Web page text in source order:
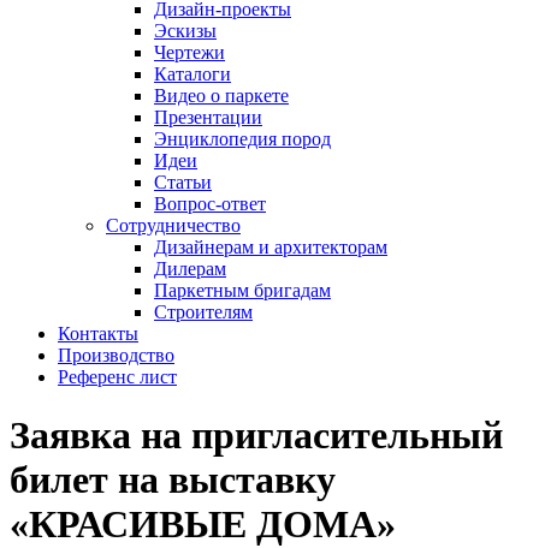
Дизайн-проекты
Эскизы
Чертежи
Каталоги
Видео о паркете
Презентации
Энциклопедия пород
Идеи
Статьи
Вопрос-ответ
Сотрудничество
Дизайнерам и архитекторам
Дилерам
Паркетным бригадам
Строителям
Контакты
Производство
Референс лист
Заявка на пригласительный
билет на выставку
«КРАСИВЫЕ ДОМА»